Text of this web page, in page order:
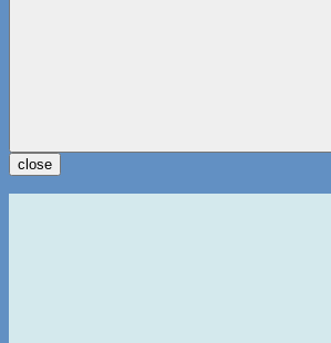
close